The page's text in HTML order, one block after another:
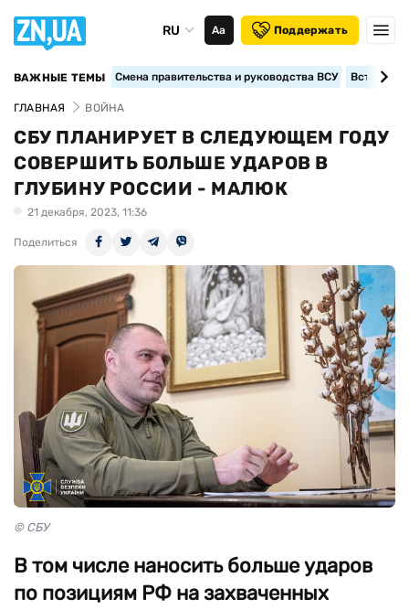
RU Аа Поддержать
ВАЖНЫЕ ТЕМЫ Смена правительства и руководства ВСУ
ГЛАВНАЯ ВОЙНА
СБУ ПЛАНИРУЕТ В СЛЕДУЮЩЕМ ГОДУ
СОВЕРШИТЬ БОЛЬШЕ УДАРОВ В
ГЛУБИНУ РОССИИ - МАЛЮК
21 декабря, 2023, 11:36
Поделиться
© СБУ
В том числе наносить больше ударов
по позициям РФ на захваченных